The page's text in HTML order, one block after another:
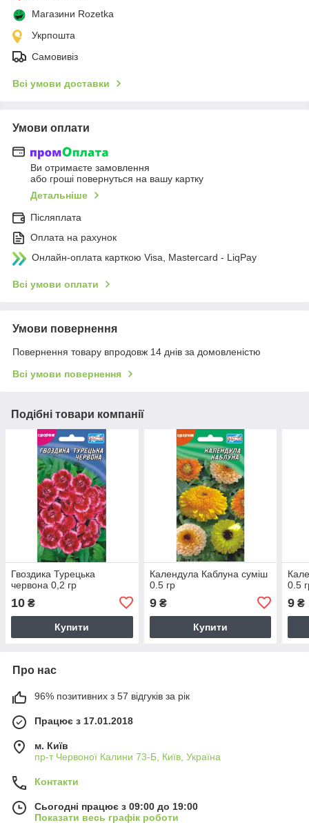
Магазини Rozetka
Укрпошта
Самовивіз
Всі умови доставки
Умови оплати
Ви отримаєте замовлення
або гроші повернуться на вашу картку
Детальніше
Післяплата
Оплата на рахунок
Онлайн-оплата карткою Visa, Mastercard - LiqPay
Всі умови оплати
Умови повернення
Повернення товару впродовж 14 днів за домовленістю
Всі умови повернення
Подібні товари компанії
Гвоздика Турецька
червона 0,2 гр
10 ₴
Купити
Календула Каблуна суміш
0.5 гр
9₴
Купити
0.5
9 ₴
Про нас
96% позитивних з 57 відгуків за рік
Працює з 17.01.2018
м. Київ
пр-т Червоної Калини 73-Б, Київ, Україна
Контакти
Сьогодні працює з 09:00 до 19:00
Показати весь графік роботи